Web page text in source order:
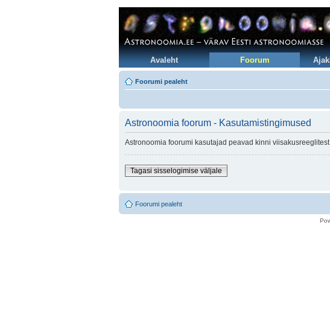
Avaleht Foorum
Foorumi pealeht
Astronoomia foorum - Kasutamistingimused
Astronoomia foorumi kasutajad peavad kinni
Tagasi sisselogimise väljale
Foorumi pealeht
Po